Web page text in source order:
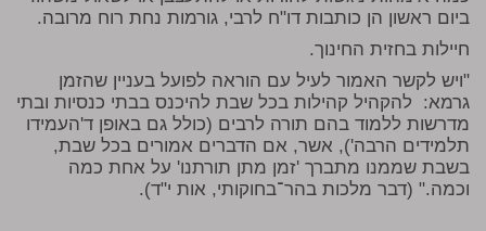
ביום ראשון הן כותבות דו"ח לרבי, גורמות נחת רוח מרובה.
חיילות בחזית החינוך.
"ויש לקשר האמור לעיל עם הוראה לפועל בעניין שהזמן
גרמא: להקהיל קהילות בכל שבת להיכנס בבתי כנסיות ובתי
מדרשות ללמוד בהם תורה לרבים (כולל גם באופן ד'העמידו
תלמידים הרבה'), אשר, אם הדברים אמורים בכל שבת,
בשבת שממנו מתברך 'זמן מתן תורתנו' על אחת כמה
וכמה." (דבר מלכות בהר־בחוקותי, אות י"ד).